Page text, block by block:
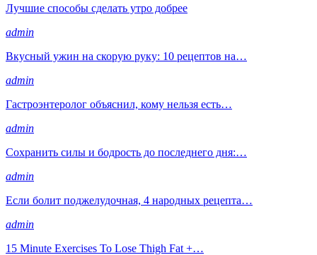
Лучшие способы сделать утро добрее
admin
Вкусный ужин на скорую руку: 10 рецептов на…
admin
Гастроэнтеролог объяснил, кому нельзя есть…
admin
Сохранить силы и бодрость до последнего дня:…
admin
Если болит поджелудочная, 4 народных рецепта…
admin
15 Minute Exercises To Lose Thigh Fat +…